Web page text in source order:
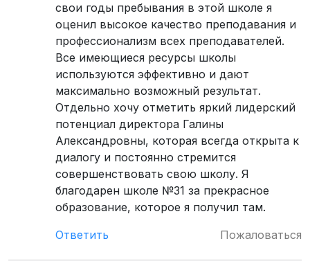
свои годы пребывания в этой школе я
оценил высокое качество преподавания и
профессионализм всех преподавателей.
Все имеющиеся ресурсы школы
используются эффективно и дают
максимально возможный результат.
Отдельно хочу отметить яркий лидерский
потенциал директора Галины
Александровны, которая всегда открыта к
диалогу и постоянно стремится
совершенствовать свою школу. Я
благодарен школе №31 за прекрасное
образование, которое я получил там.
Ответить
Пожаловаться